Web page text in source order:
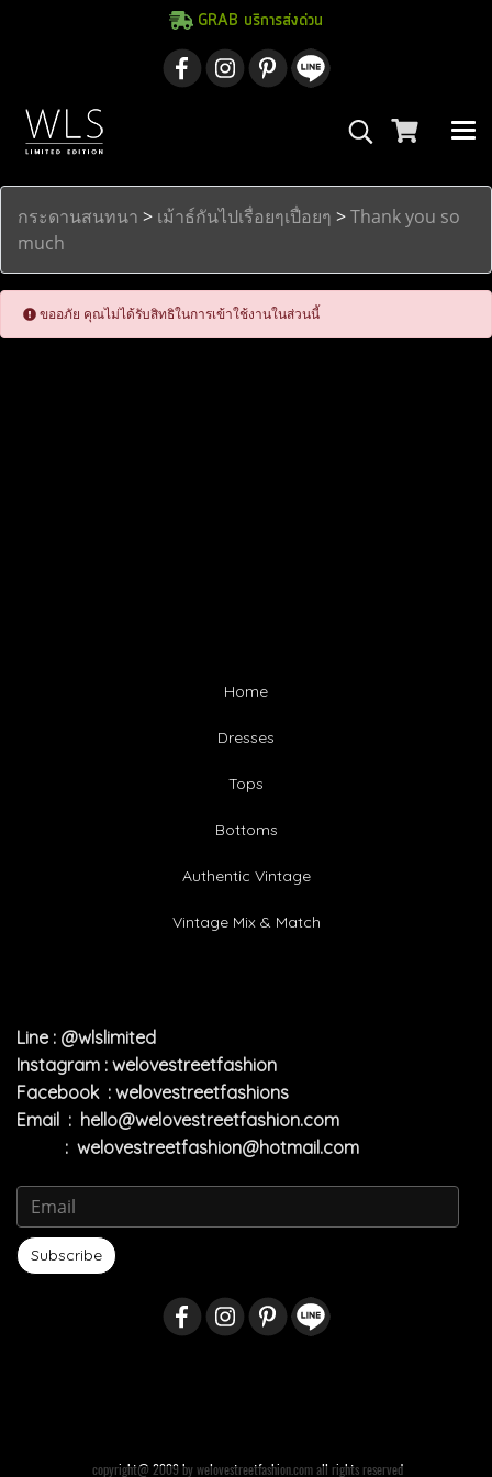
GRAB บริการส่งด่วน
กระดานสนทนา > เม้าธ์กันไปเรื่อยๆเปื่อยๆ >Thank you so
much
ขออภัย คุณไม่ได้รับสิทธิในการเข้าใช้งานในส่วนนี้
Home
Dresses
Tops
Bottoms
Authentic Vintage
Vintage Mix & Match
Line : @wlslimited
Instagram : welovestreetfashion
Facebook : welovestreetfashions
Email : hello@welovestreetfashion.com
: welovestreetfashion@hotmail.com
Subscribe
copyright@ 2009 by welovestreetfashion.com all rights reserved